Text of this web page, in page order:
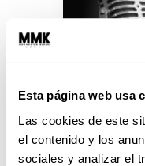
Esta página web usa
Las cookies de este
el contenido y los
sociales y analizar el
Lunes 1